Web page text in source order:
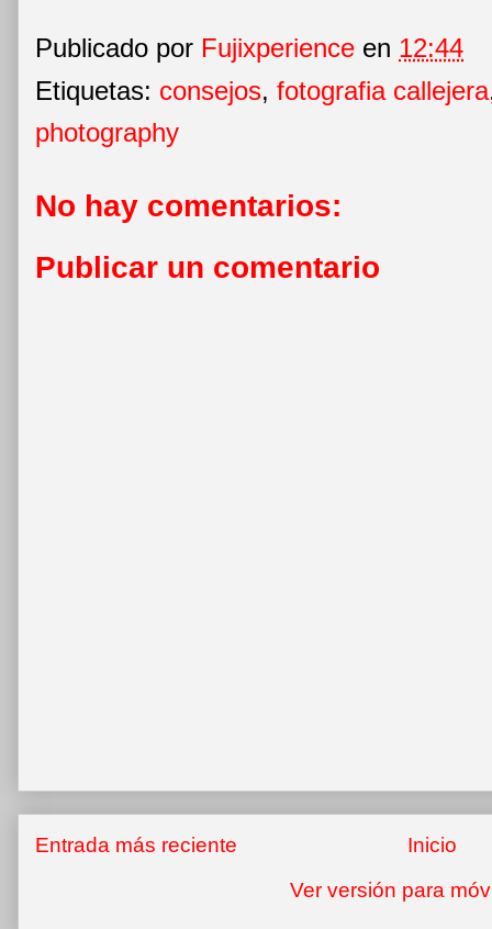
Publicado por Fujixperience en 12:44
Etiquetas: consejos, fotografia callejera
photography
No hay comentarios:
Publicar un comentario
Entrada más reciente
Inicio
Ver versión para